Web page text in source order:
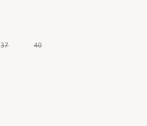
37Variante
40Variante